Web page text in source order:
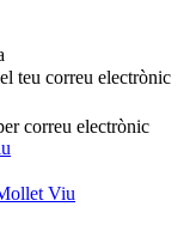
el teu correu electrònic
correu electrònic